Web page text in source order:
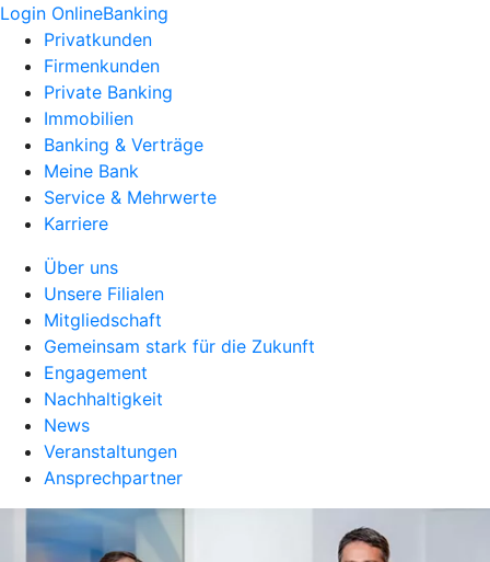
Login OnlineBanking
Privatkunden
Firmenkunden
Private Banking
Immobilien
Banking & Verträge
Meine Bank
Service & Mehrwerte
Karriere
Über uns
Unsere Filialen
Mitgliedschaft
Gemeinsam stark für die Zukunft
Engagement
Nachhaltigkeit
News
Veranstaltungen
Ansprechpartner